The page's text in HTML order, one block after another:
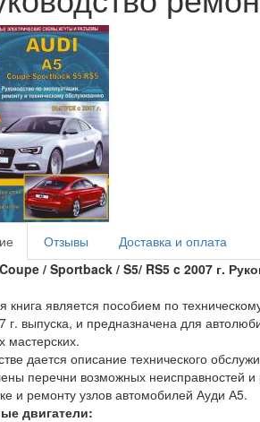
Отзывы
Доставка и оплата
Coupe / Sportback / S5/ RS5 c 2007 г.
книга является пособием по
г. выпуска, и предназначена для
мастерских.
дается описание технического
перечни возможных неисправностей
и ремонту узлов автомобилей Ауди А5.
двигатели: